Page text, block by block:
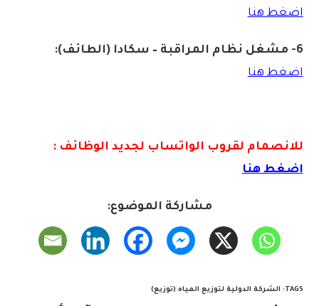
اضغط هنا
6- مشغل نظام المراقبة – سكادا (الطائف):
اضغط هنا
للانصمام لقروب الواتساب لجديد الوظائف :
اضغط هنا
مشاركة الموضوع:
TAGS
: الشركة الدولية لتوزيع المياه (توزيع)